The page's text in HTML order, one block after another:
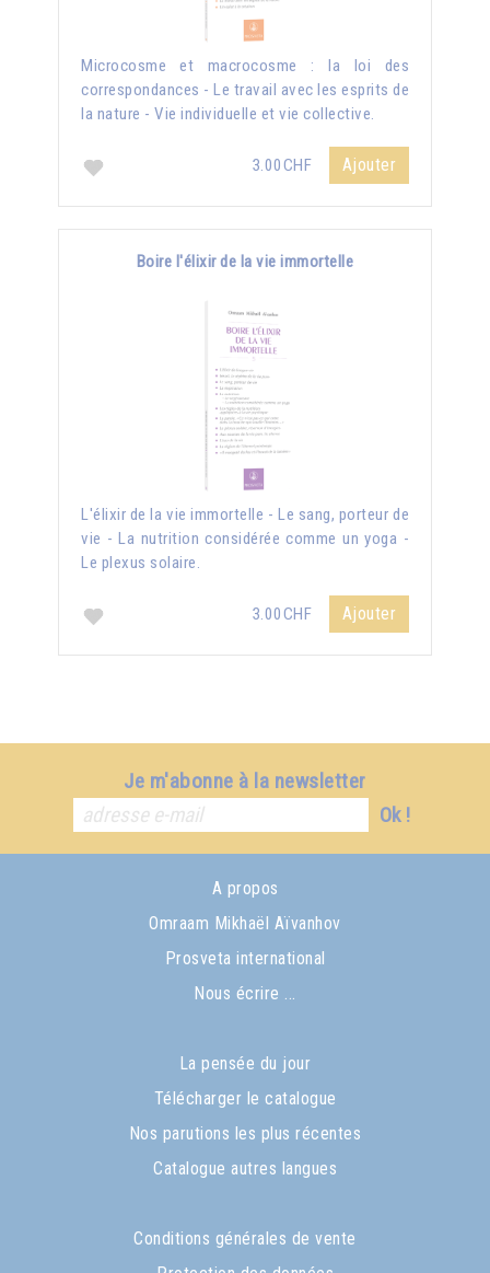
Microcosme et macrocosme : la loi des
correspondances - Le travail avec les esprits de
la nature - Vie individuelle et vie collective.
3.00CHF Ajouter
Boire l'élixir de la vie immortelle
L'élixir de la vie immortelle - Le sang, porteur de
vie - La nutrition considérée comme un yoga -
Le plexus solaire.
3.00CHF Ajouter
Je m'abonne à la newsletter
Ok !
A propos
Omraam Mikhaël Aïvanhov
Prosveta international
Nous écrire ...
La pensée du jour
Télécharger le catalogue
Nos parutions les plus récentes
Catalogue autres langues
Conditions générales de vente